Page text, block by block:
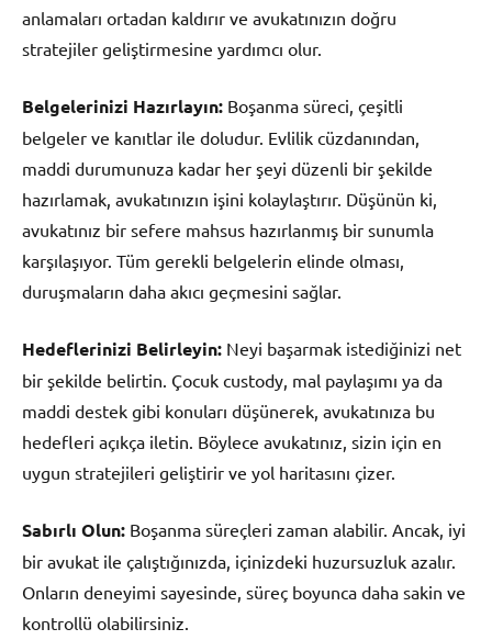
anlamaları ortadan kaldırır ve avukatınızın doğru
stratejiler geliştirmesine yardımcı olur.
Belgelerinizi Hazırlayın: Boşanma süreci, çeşitli
belgeler ve kanıtlar ile doludur. Evlilik cüzdanından,
maddi durumunuza kadar her şeyi düzenli bir şekilde
hazırlamak, avukatınızın işini kolaylaştırır. Düşünün ki,
avukatınız bir sefere mahsus hazırlanmış bir sunumla
karşılaşıyor. Tüm gerekli belgelerin elinde olması,
duruşmaların daha akıcı geçmesini sağlar.
Hedeflerinizi Belirleyin: Neyi başarmak istediğinizi net
bir şekilde belirtin. Çocuk custody, mal paylaşımı ya da
maddi destek gibi konuları düşünerek, avukatınıza bu
hedefleri açıkça iletin. Böylece avukatınız, sizin için en
uygun stratejileri geliştirir ve yol haritasını çizer.
Sabırlı Olun: Boşanma süreçleri zaman alabilir. Ancak, iyi
bir avukat ile çalıştığınızda, içinizdeki huzursuzluk azalır.
Onların deneyimi sayesinde, süreç boyunca daha sakin ve
kontrollü olabilirsiniz.